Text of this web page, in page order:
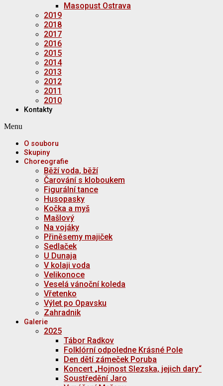
Masopust Ostrava
2019
2018
2017
2016
2015
2014
2013
2012
2011
2010
Kontakty
Menu
O souboru
Skupiny
Choreografie
Běží voda, běží
Čarování s kloboukem
Figurální tance
Husopasky
Kočka a myš
Mašlový
Na vojáky
Přiněsemy majiček
Sedlaček
U Dunaja
V kolaji voda
Velikonoce
Veselá vánoční koleda
Vřetenko
Výlet po Opavsku
Zahradnik
Galerie
2025
Tábor Radkov
Folklórní odpoledne Krásné Pole
Den dětí zámeček Poruba
Koncert „Hojnost Slezska, jejich dary“
Soustředění Jaro